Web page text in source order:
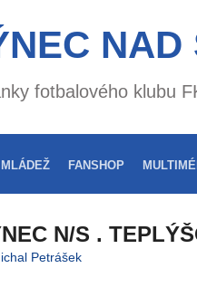
NAD
fotbalového klubu
MLÁDEŽ FANSHOP
N/S .
Petrášek